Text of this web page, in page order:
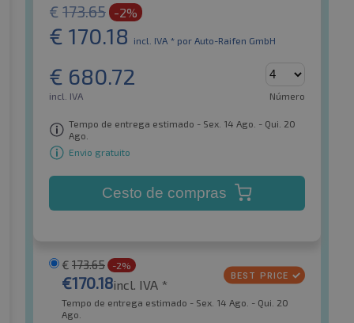
€ 173.65 -2%
€ 170.18 incl. IVA * por Auto-Raifen GmbH
€ 680.72
incl. IVA Número
Tempo de entrega estimado - Sex. 14 Ago. - Qui. 20
Ago.
Envio gratuito
Cesto de compras
€ 173.65 -2%
€170.18incl. IVA *
Tempo de entrega estimado - Sex. 14 Ago. - Qui. 20
Ago.